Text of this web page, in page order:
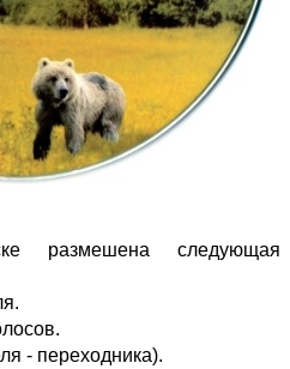
размешена следующая
- переходника).